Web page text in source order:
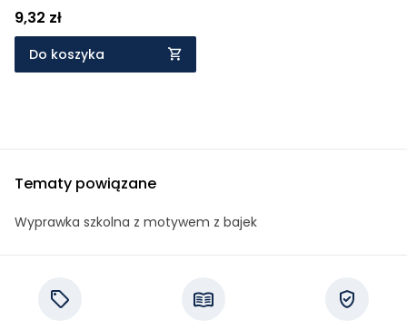
9,32 zł
Do koszyka
Tematy powiązane
Wyprawka szkolna z motywem z bajek